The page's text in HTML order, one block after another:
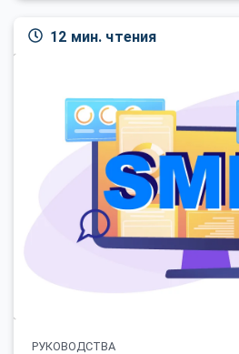
12 мин. чтения
РУКОВОДСТВА